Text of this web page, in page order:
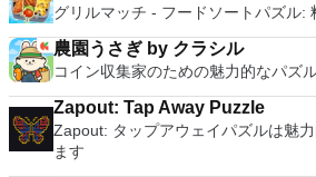
グリルマッチ - フードソートパズル:
農園うさぎ by クラシル
コイン収集家のための魅力的なパズ
Zapout: Tap Away Puzzle
Zapout: タップアウェイパズルは魅
ます